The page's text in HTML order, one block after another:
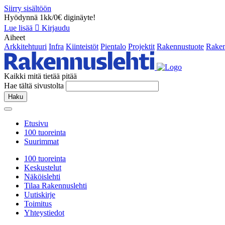
Siirry sisältöön
Hyödynnä 1kk/0€ diginäyte!
Lue lisää
Kirjaudu
Aiheet
Arkkitehtuuri Infra Kiinteistöt Pientalo Projektit Rakennustuote
Kaikki mitä tietää pitää
Hae tältä sivustolta
Haku
Etusivu
100 tuoreinta
Suurimmat
100 tuoreinta
Keskustelut
Näköislehti
Tilaa Rakennuslehti
Uutiskirje
Toimitus
Yhteystiedot